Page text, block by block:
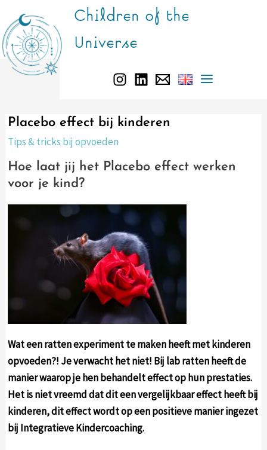
naar
inhoud
Children of the
Universe
Placebo effect bij kinderen
Tips & tricks bij opvoeden
Hoe laat jij het Placebo effect werken
voor je kind?
Wat een ratten experiment te maken heeft met kinderen
opvoeden?! Je verwacht het niet! Bij lab rattenheeft de
manier waarop je hen behandelt effect op hun prestaties.
Het is niet vreemd dat dit een vergelijkbaar effect heeft bij
kinderen, dit effect wordt op een positieve manier ingezet
bij Integratieve Kindercoaching.